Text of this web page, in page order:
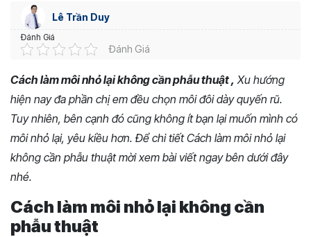
Lê Trần Duy
Đánh Giá
Đánh Giá
Cách làm môi nhỏ lại không cần phẫu thuật , Xu hướng
hiện nay đa phần chị em đều chọn môi đôi dày quyến rũ.
Tuy nhiên, bên cạnh đó cũng không ít bạn lại muốn mình có
môi nhỏ lại, yêu kiều hơn. Để chi tiết Cách làm môi nhỏ lại
không cần phẫu thuật mời xem bài viết ngay bên dưới đây
nhé.
Cách làm môi nhỏ lại không cần
phẫu thuật